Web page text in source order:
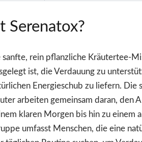
Serenatox?
sanfte, rein pflanzliche Kräutertee-
ist, die Verdauung zu
Energieschub zu liefern. Die
arbeiten gemeinsam daran, den
klaren Morgen bis hin zu einem
umfasst Menschen, die eine